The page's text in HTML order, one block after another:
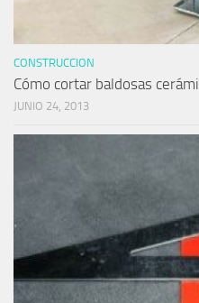
CONSTRUCCION
Cómo cortar baldosas
JUNIO 24, 2013